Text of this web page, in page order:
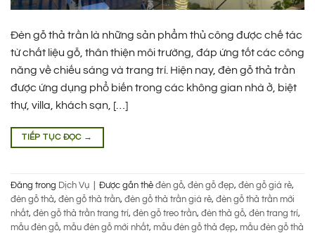
Đèn gỗ thả trần là những sản phẩm thủ công được chế tác
từ chất liệu gỗ, thân thiện môi trường, đáp ứng tốt các công
năng về chiếu sáng và trang trí. Hiện nay, đèn gỗ thả trần
được ứng dụng phổ biến trong các không gian nhà ở, biệt
thự, villa, khách sạn, […]
TIẾP TỤC ĐỌC →
Đăng trong Dịch Vụ Được gắn thẻ đèn gỗ, đèn gỗ đẹp, đèn gỗ giá rẻ,
đèn gỗ thả, đèn gỗ thả trần, đèn gỗ thả trần giá rẻ, đèn gỗ thả trần mới
nhất, đèn gỗ thả trần trang trí, đèn gỗ treo trần, đèn thả gỗ, đèn trang trí,
mẫu đèn gỗ, mẫu đèn gỗ mới nhất, mẫu đèn gỗ thả đẹp, mẫu đèn gỗ thả